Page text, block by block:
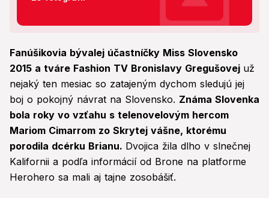
Fanúšikovia bývalej účastníčky Miss Slovensko
2015 a tváre Fashion TV Bronislavy Gregušovej už
nejaký ten mesiac so zatajeným dychom sledujú jej
boj o pokojný návrat na Slovensko. Známa Slovenka
bola roky vo vzťahu s telenovelovým hercom
Mariom Cimarrom zo Skrytej vášne, ktorému
porodila dcérku Brianu. Dvojica žila dlho v slnečnej
Kalifornii a podľa informácií od Brone na platforme
Herohero sa mali aj tajne zosobášiť.